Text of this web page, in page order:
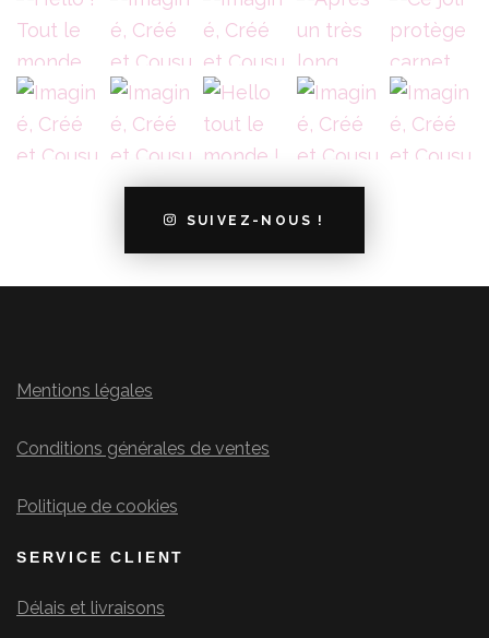
SUIVEZ-NOUS !
Mentions légales
Conditions générales de ventes
Politique de cookies
SERVICE CLIENT
Délais et livraisons